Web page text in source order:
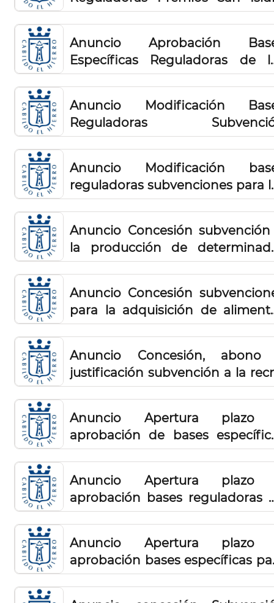
año 2025
Anuncio Aprobación
Específicas Reguladoras de
Premios de La Apañada 2025
Anuncio Modificación
Reguladoras
Adquisición de equipamiento
profesionales 2024
Anuncio Modificación
reguladoras subvenciones para
nuevas plantaciones de viña y
productivo de parcelas
(2023)
Anuncio Concesión
la producción de
variedades de uva para
elaborado en El Hierro 2023
Resolución)
Anuncio Concesión
para la adquisición de
para el ganado 2024 (Resolución
Anuncio Concesión, abono
justificación subvención a la
de ganado ovino y caprino de
(Resolución I)
Anuncio Apertura plazo
aprobación de bases
reguladoras para la ayuda a
variedades del sector
(Plátano, piña tropical,
pescado) 2024
Anuncio Apertura plazo
aprobación bases reguladoras
la campaña de cesión de reinas
Anuncio Apertura plazo
aprobación bases específicas
el otorgamiento de